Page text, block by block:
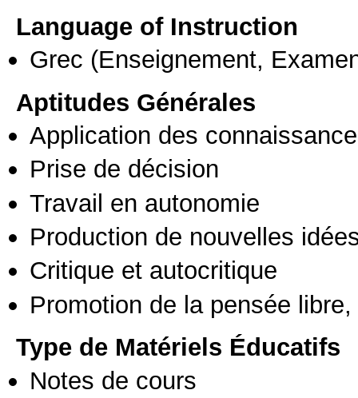
Language of Instruction
Grec (Enseignement,
Aptitudes Générales
Application des
Prise de décision
Travail en autonomie
Production de nouvelles
Critique et autocritique
Promotion de la pensée
Type de Matériels Éducatifs
Notes de cours